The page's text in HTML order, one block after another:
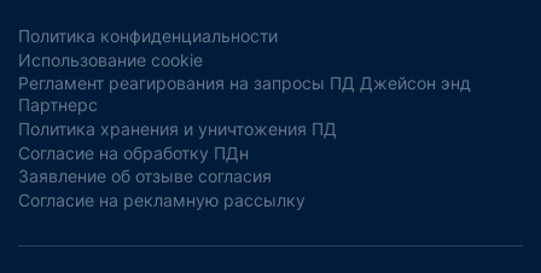
Политика конфиденциальности
Использование cookie
Регламент реагирования на запросы ПД Джейсон энд
Партнерс
Политика хранения и уничтожения ПД
Согласие на обработку ПДн
Заявление об отзыве согласия
Согласие на рекламную рассылку